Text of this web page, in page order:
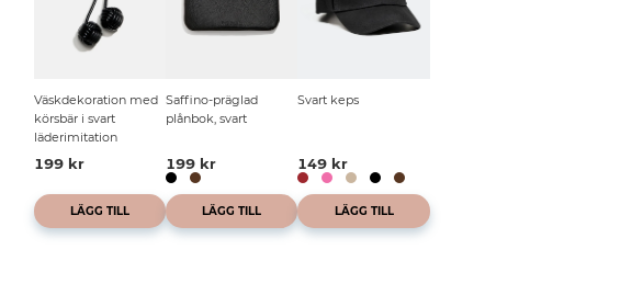
Väskdekoration med
körsbär i svart
läderimitation
199 kr
LÄGG TILL
Saffino-präglad
plånbok, svart
199 kr
LÄGG TILL
Svart keps
149 kr
LÄGG TILL